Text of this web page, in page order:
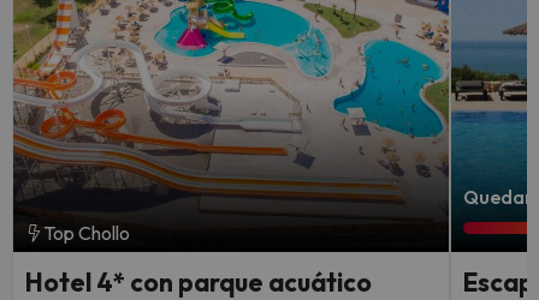
Top Chollo
Hotel 4* con parque acuático
Quedan